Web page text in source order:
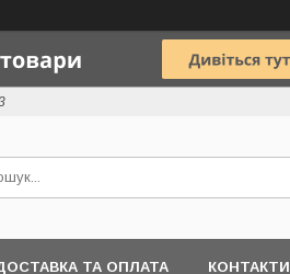
ТА ОПЛАТА КОНТАКТИ